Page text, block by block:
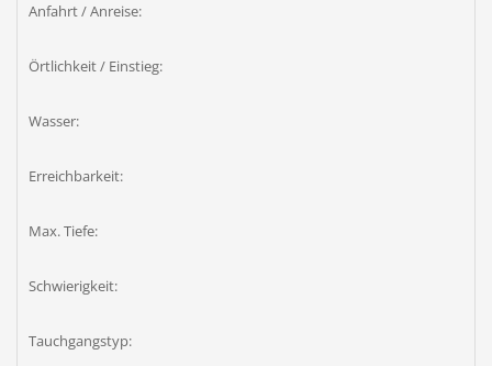
Anfahrt / Anreise:
Örtlichkeit / Einstieg:
Wasser:
Erreichbarkeit:
Max. Tiefe:
Schwierigkeit:
Tauchgangstyp: